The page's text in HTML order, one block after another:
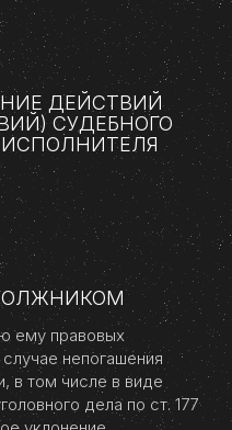
ДЕЙСТВИЙ
СУДЕБНОГО
ему правовых
непогашения
в том числе в виде
дела по ст. 177